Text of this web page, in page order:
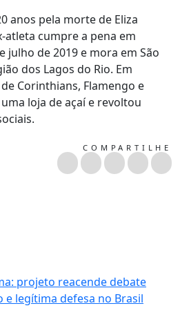
anos pela morte de Eliza
atleta cumpre a pena em
julho de 2019 e mora em São
dos Lagos do Rio. Em
Corinthians, Flamengo e
loja de açaí e revoltou
COMPARTILHE
projeto reacende debate
e legítima defesa no Brasil